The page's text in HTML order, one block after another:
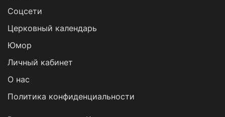
Cоцсети
Церковный календарь
Юмор
Личный кабинет
О нас
Политика конфиденциальности